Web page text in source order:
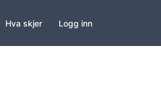
Hva skjer Logg inn